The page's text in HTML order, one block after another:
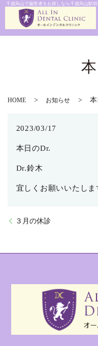
千歳烏山で歯医者をお探しなら千歳烏山駅
HOME お知らせ 本
2023/03/17
本日のDr.
Dr.鈴木
宜しくお願いいたしま
３月の休診